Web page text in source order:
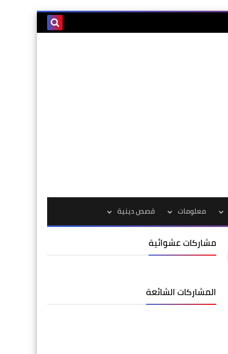
معلومات قصص دينية
مشاركات عشوائية
المشاركات الشائعة